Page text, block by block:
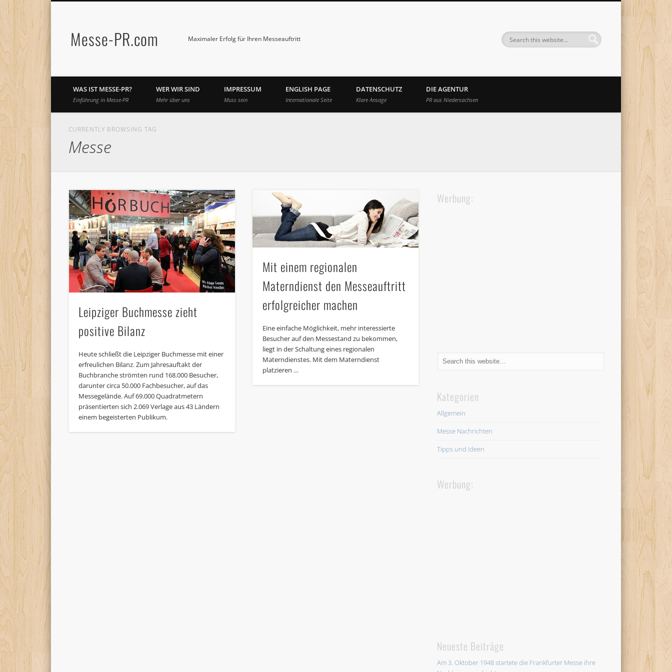
Messe-PR.com Maximaler Erfolg für Ihren Messeauftritt
WAS IST MESSE-PR?
Einführung in Messe-PR
WER WIR SIND
Mehr über uns
IMPRESSUM
Muss sein
ENGLISH PAGE
Internationale Seite
DATENSCHUTZ
Klare Ansage
DIE AGENTUR
PR aus Niedersachsen
CURRENTLY BROWSING TAG
Messe
Leipziger Buchmesse zieht
positive Bilanz
Heute schließt die Leipziger Buchmesse mit einer
erfreulichen Bilanz. Zum Jahresauftakt der
Buchbranche strömten rund 168.000 Besucher,
darunter circa 50.000 Fachbesucher, auf das
Messegelände. Auf 69.000 Quadratmetern
präsentierten sich 2.069 Verlage aus 43 Ländern
einem begeisterten Publikum.
Mit einem regionalen
Materndienst den Messeauftritt
erfolgreicher machen
Eine einfache Möglichkeit, mehr interessierte
Besucher auf den Messestand zu bekommen,
liegt in der Schaltung eines regionalen
Materndienstes. Mit dem Materndienst
platzieren …
Werbung:
Kategorien
Allgemein
Messe Nachrichten
Tipps und Ideen
Werbung:
Neueste Beiträge
Am 3. Oktober 1948 startete die Frankfurter Messe ihre